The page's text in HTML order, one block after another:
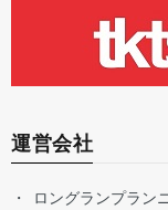
運営会社
ロングランプラン